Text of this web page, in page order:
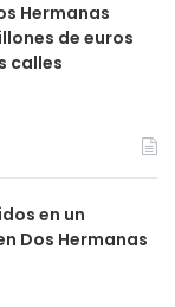
Hermanas
de euros
calles
en un
Dos Hermanas